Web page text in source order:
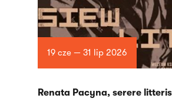
19 cze — 31 lip 2026
Renata Pacyna, serere litteris